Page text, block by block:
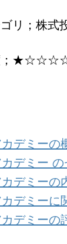
リ；株式
；
デミーの
デミー
デミーの
デミーに
デミーの